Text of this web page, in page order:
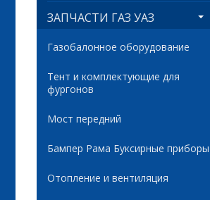
ЗАПЧАСТИ ГАЗ УАЗ
Газобалонное оборудование
Тент и комплектующие для
фургонов
Мост передний
Бампер Рама Буксирные приборы
Отопление и вентиляция